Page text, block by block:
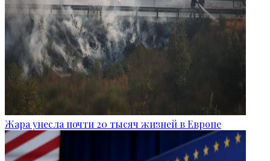
Жара унесла почти 20 тысяч жизней в Европе